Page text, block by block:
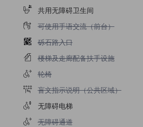
共用无障碍卫生间
不提供可使用手语交流（前台）
可使用手语交流（前台）
不提供砾石路入口
砾石路入口
不提供楼梯及走廊配备扶手设施
楼梯及走廊配备扶手设施
不提供轮椅
轮椅
不提供盲文指示说明（公共区域）
盲文指示说明（公共区域）
无障碍电梯
不提供无障碍通道
无障碍通道